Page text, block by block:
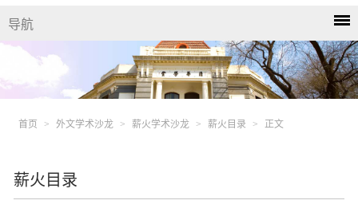
导航
首页 > 外文学术沙龙 > 薪火学术沙龙 > 薪火目录 > 正文
薪火目录